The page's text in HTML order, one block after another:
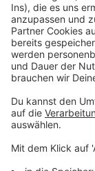
Weitere
Anzeige
So hatten wir
berichtet:
RP-Bericht